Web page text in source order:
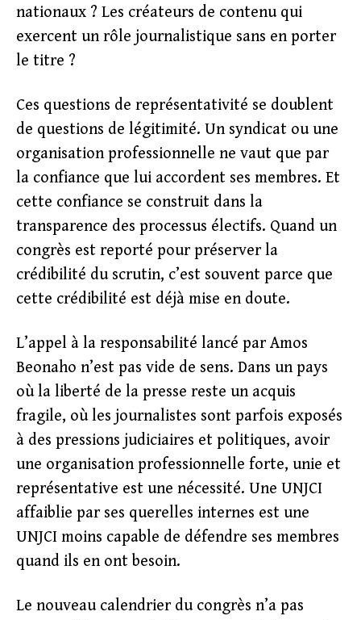
nationaux ? Les créateurs de contenu qui
exercent un rôle journalistique sans en porter
le titre ?
Ces questions de représentativité se doublent
de questions de légitimité. Un syndicat ou une
organisation professionnelle ne vaut que par
la confiance que lui accordent ses membres. Et
cette confiance se construit dans la
transparence des processus électifs. Quand un
congrès est reporté pour préserver la
crédibilité du scrutin, c’est souvent parce que
cette crédibilité est déjà mise en doute.
L’appel à la responsabilité lancé par Amos
Beonaho n’est pas vide de sens. Dans un pays
où la liberté de la presse reste un acquis
fragile, où les journalistes sont parfois exposés
à des pressions judiciaires et politiques, avoir
une organisation professionnelle forte, unie et
représentative est une nécessité. Une UNJCI
affaiblie par ses querelles internes est une
UNJCI moins capable de défendre ses membres
quand ils en ont besoin.
Le nouveau calendrier du congrès n’a pas